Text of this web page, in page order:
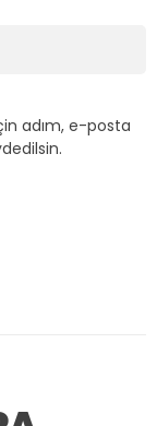
adım, e-posta